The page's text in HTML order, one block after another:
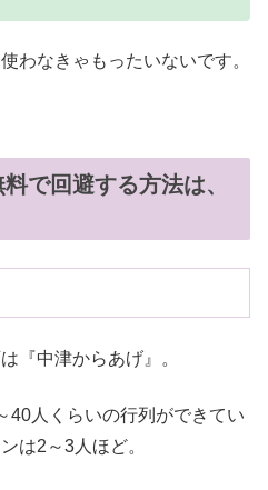
わなきゃもったいないです。
で回避する方法は、
『中津からあげ』。
40人くらいの行列ができてい
は2～3人ほど。